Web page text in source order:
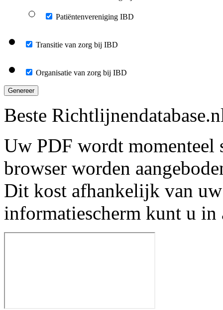
Patiëntenvereniging IBD
Transitie van zorg bij IBD
Organisatie van zorg bij IBD
Genereer
Beste
Uw PDF wordt momenteel
browser worden
Dit kost afhankelijk van
informatiescherm kunt u